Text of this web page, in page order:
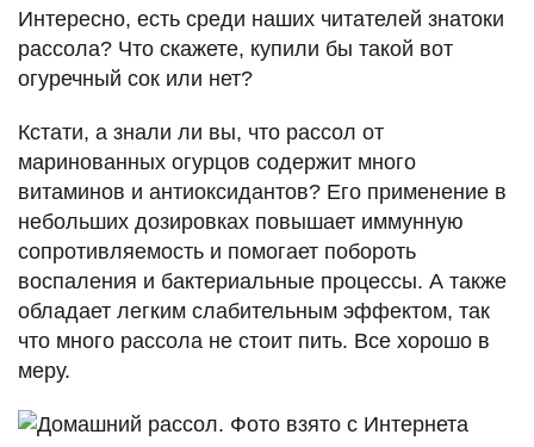
Интересно, есть среди наших читателей знатоки
рассола? Что скажете, купили бы такой вот
огуречный сок или нет?
Кстати, а знали ли вы, что рассол от
маринованных огурцов содержит много
витаминов и антиоксидантов? Его применение в
небольших дозировках повышает иммунную
сопротивляемость и помогает побороть
воспаления и бактериальные процессы. А также
обладает легким слабительным эффектом, так
что много рассола не стоит пить. Все хорошо в
меру.